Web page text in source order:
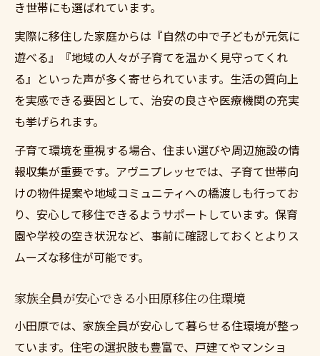
き世帯にも選ばれています。
実際に移住した家庭からは『自然の中で子どもが元気に
遊べる』『地域の人々が子育てを温かく見守ってくれ
る』といった声が多く寄せられています。生活の質向上
を実感できる要因として、治安の良さや医療機関の充実
も挙げられます。
子育て環境を重視する場合、住まい選びや周辺施設の情
報収集が重要です。アヴニプレッセでは、子育て世帯向
けの物件提案や地域コミュニティへの橋渡しも行ってお
り、安心して移住できるようサポートしています。保育
園や学校の空き状況など、事前に確認しておくとよりス
ムーズな移住が可能です。
家族全員が安心できる小田原移住の住環境
小田原では、家族全員が安心して暮らせる住環境が整っ
ています。住宅の選択肢も豊富で、戸建てやマンショ